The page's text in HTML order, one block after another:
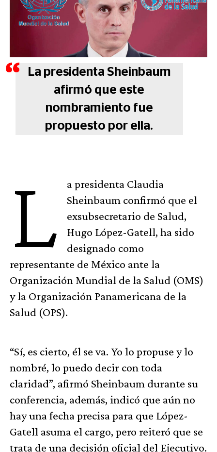
La presidenta Sheinbaum
afirmó que este
nombramiento fue
propuesto por ella.
L
a presidenta Claudia
Sheinbaum confirmó que el
exsubsecretario de Salud,
Hugo López-Gatell, ha sido
designado como
representante de México ante la
Organización Mundial de la Salud (OMS)
y la Organización Panamericana de la
Salud (OPS).
“Sí, es cierto, él se va. Yo lo propuse y lo
nombré, lo puedo decir con toda
claridad”, afirmó Sheinbaum durante su
conferencia, además, indicó que aún no
hay una fecha precisa para que López-
Gatell asuma el cargo, pero reiteró que se
trata de una decisión oficial del Ejecutivo.